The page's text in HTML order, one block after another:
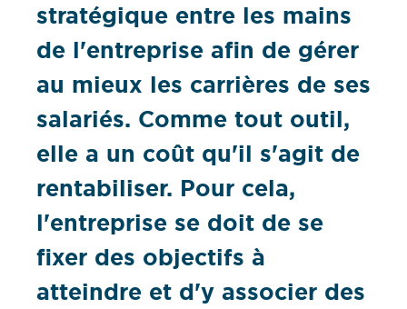
stratégique entre les mains
de l'entreprise afin de gérer
au mieux les carrières de ses
salariés. Comme tout outil,
elle a un coût qu'il s'agit de
rentabiliser. Pour cela,
l'entreprise se doit de se
fixer des objectifs à
atteindre et d'y associer des